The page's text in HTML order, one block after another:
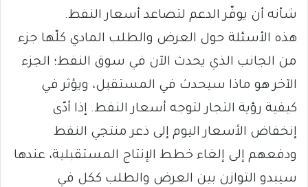
شأنه أن يوفّر الدعم لتصاعد أسعار النفط.
هذه الأسئلة حول العرض والطلب المادي كلّها جزء
من الجانب الذي يحدث الآن في سوق النفط؛ الجزء
الآخر هو ماذا سيحدث في المستقبل، ويؤثر في
كيفية رؤية التجار لتوجه أسعار النفط. إذا أدّى
إنخفاض الأسعار اليوم إلى ذعر منتجي النفط
ودفعهم إلى إلغاء خطط الإنتاج المستقبلية، عندها
سيبدو التوازن بين العرض والطلب ككل في